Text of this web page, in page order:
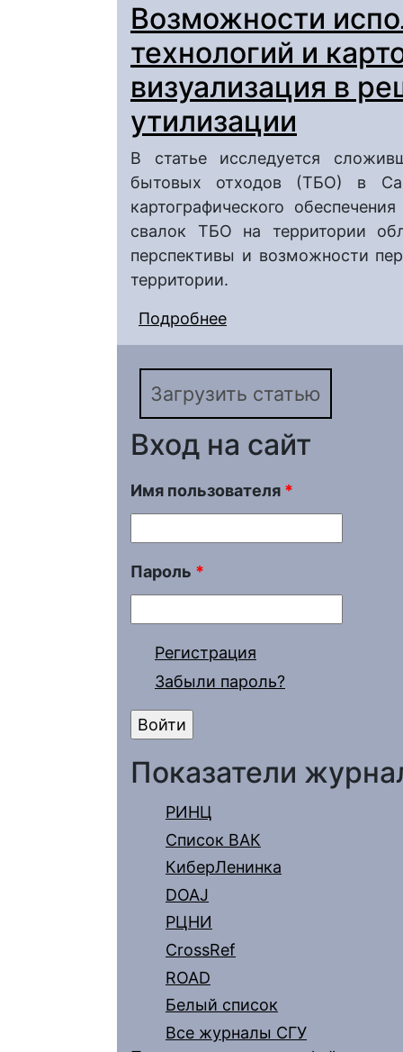
Возможности
технологий и
визуализация в
утилизации
В статье исследуется
бытовых отходов (ТБО) в
картографического
свалок ТБО на территории
перспективы и возможности
территории.
Подробнее
картографическая
Загрузить статью
Вход на сайт
Имя пользователя *
Пароль *
Регистрация
Забыли пароль?
Показатели
РИНЦ
Список ВАК
КиберЛенинка
DOAJ
РЦНИ
CrossRef
ROAD
Белый список
Все журналы СГУ